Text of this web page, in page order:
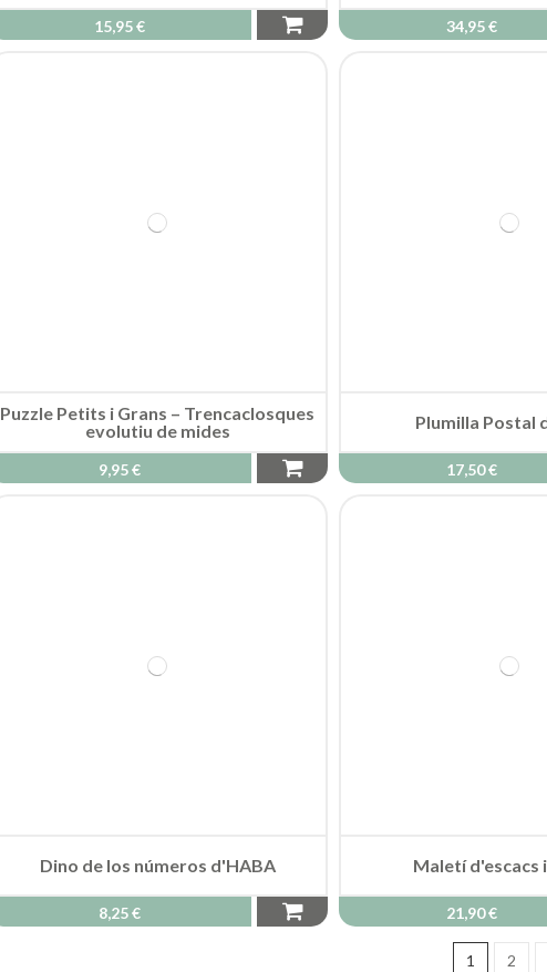
34,95 €
Puzzle Petits i Grans – Trencaclosques
evolutiu de mides
9,95 €
Plumilla Postal
17,50 €
Dino de los números d'HABA
8,25 €
Maletí d'escacs
21,90 €
1 2